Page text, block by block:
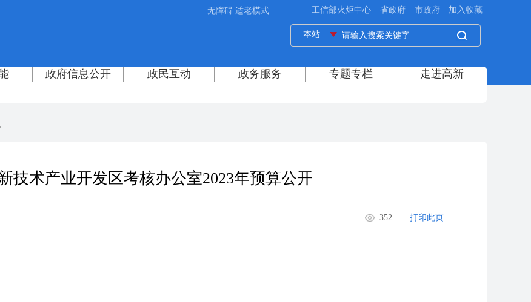
无障碍 适老模式
技术产业开发区考核办公室2023年预算公开
352 打印此页